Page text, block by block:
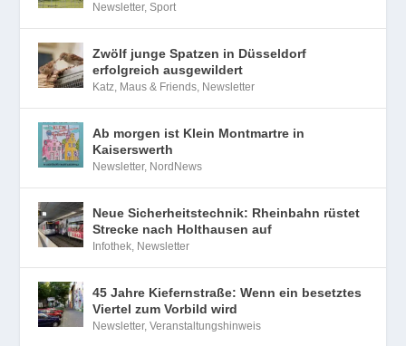
Newsletter,Sport
Zwölf junge Spatzen in Düsseldorf
erfolgreich ausgewildert
Katz, Maus & Friends, Newsletter
Ab morgen ist Klein Montmartre in
Kaiserswerth
Newsletter, NordNews
Neue Sicherheitstechnik: Rheinbahn rüstet
Strecke nach Holthausen auf
Infothek, Newsletter
45 Jahre Kiefernstraße: Wenn ein besetztes
Viertel zum Vorbild wird
Newsletter,Veranstaltungshinweis